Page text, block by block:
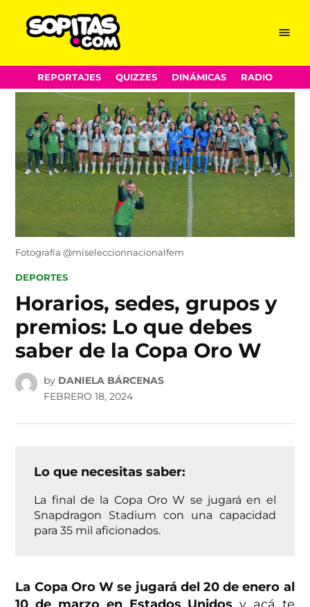
Skip
to
Menu
REPORTAJES QUIZZES DINÁMICAS RADIO
Fotografía @miseleccionnacionalfem
POSTED
DEPORTES
Horarios, sedes, grupos y
premios: Lo que debes
saber de la Copa Oro W
by DANIELA BÁRCENAS
FEBRERO 18, 2024
Lo que necesitas saber:
La final de la Copa Oro W se jugará en el
Snapdragon Stadium con una capacidad
para 35 mil aficionados.
La Copa Oro W se jugará del 20 de enero al
10 de marzo en Estados Unidosy acá te